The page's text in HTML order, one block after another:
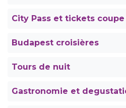
City Pass et tickets
Budapest croisières
Tours de nuit
Gastronomie et